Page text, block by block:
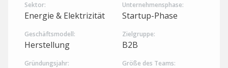
Sektor:
Energie & Elektrizität
Unternehmensphase:
Startup-Phase
Geschäftsmodell:
Herstellung
Zielgruppe:
B2B
Gründungsjahr: Größe des Teams: